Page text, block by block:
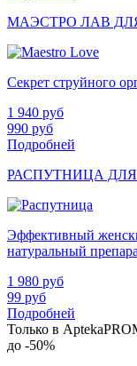
МАЭСТРО ЛАВ
Секрет струйного
1 940 руб
990 руб
Подробней
РАСПУТНИЦА
Эффективный
натуральный
1 980 руб
99 руб
Подробней
Только в
до -50%